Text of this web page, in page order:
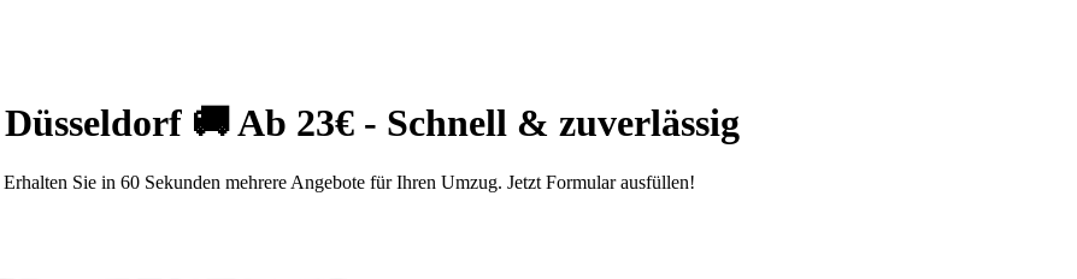
🚚 Ab 23€ - Schnell & zuverlässig
Sie in 60 Sekunden mehrere Angebote für Ihren Umzug. Jetzt Formular ausfüllen!